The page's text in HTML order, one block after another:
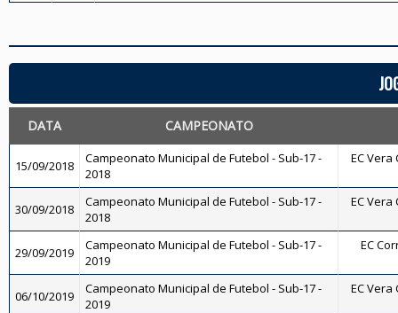
DATA CAMPEONATO
15/09/2018
Campeonato Municipal de Futebol - Sub-17 -
2018
EC Vera
30/09/2018
Campeonato Municipal de Futebol - Sub-17 -
2018
EC Vera
29/09/2019
Campeonato Municipal de Futebol - Sub-17 -
2019
EC
06/10/2019
Campeonato Municipal de Futebol - Sub-17 -
2019
EC Vera